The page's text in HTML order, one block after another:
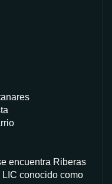
encuentra Riberas
conocido como